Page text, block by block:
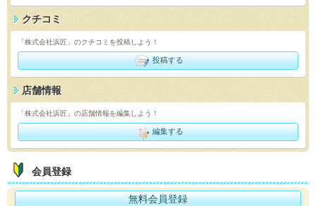
クチコミ
「株式会社浜匠」のクチコミを投稿しよう！
投稿する
店舗情報
「株式会社浜匠」の店舗情報を編集しよう！
編集する
会員登録
無料会員登録